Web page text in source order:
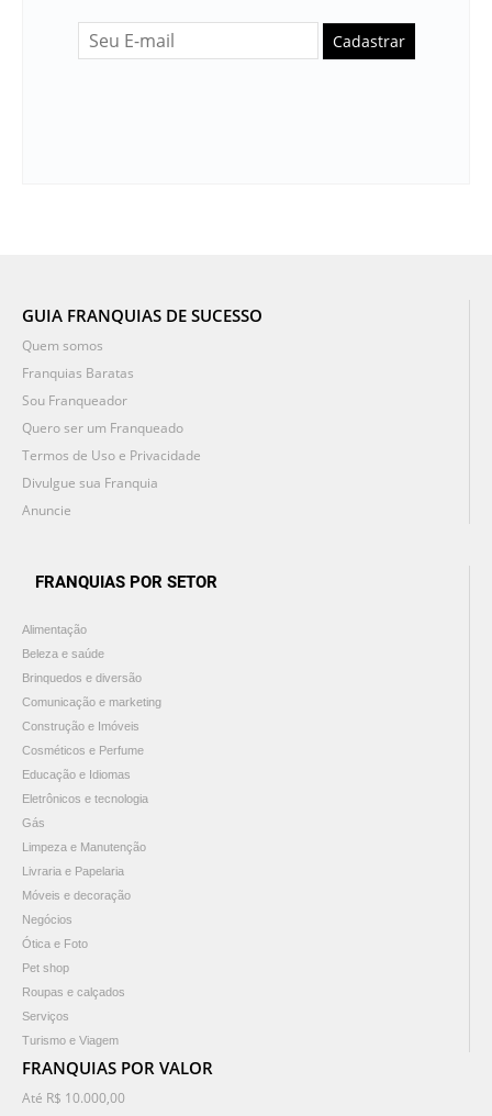
Cadastrar
GUIA FRANQUIAS DE SUCESSO
Quem somos
Franquias Baratas
Sou Franqueador
Quero ser um Franqueado
Termos de Uso e Privacidade
Divulgue sua Franquia
Anuncie
FRANQUIAS POR SETOR
Alimentação
Beleza e saúde
Brinquedos e diversão
Comunicação e marketing
Construção e Imóveis
Cosméticos e Perfume
Educação e Idiomas
Eletrônicos e tecnologia
Gás
Limpeza e Manutenção
Livraria e Papelaria
Móveis e decoração
Negócios
Ótica e Foto
Pet shop
Roupas e calçados
Serviços
Turismo e Viagem
FRANQUIAS POR VALOR
Até R$ 10.000,00